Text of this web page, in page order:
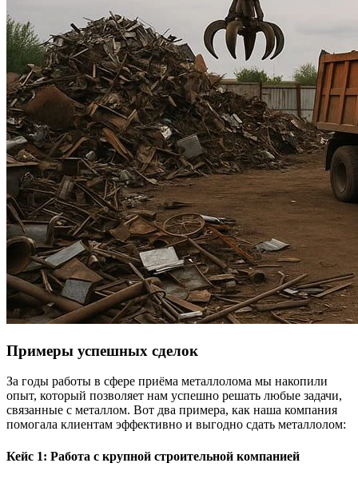
Примеры успешных сделок
За годы работы в сфере приёма металлолома мы накопили
опыт, который позволяет нам успешно решать любые задачи,
связанные с металлом. Вот два примера, как наша компания
помогала клиентам эффективно и выгодно сдать металлолом:
Кейс 1: Работа с крупной строительной компанией